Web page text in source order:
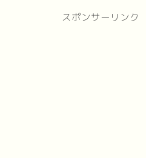
スポンサーリンク